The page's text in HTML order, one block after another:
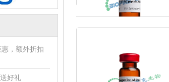
，额外折扣
好礼